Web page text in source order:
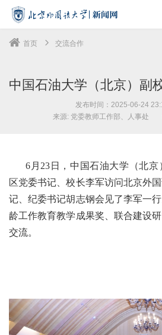
首页 交流合作
中国石油大学（北京）副
发布时间：2025-06-24
来源: 党委教师工作部、人事处
6月23日，中国石油大学（北
区党委书记、校长李军访问北京外
记、纪委书记胡志钢会见了李军一
龄工作教育教学成果奖、联合建设
交流。